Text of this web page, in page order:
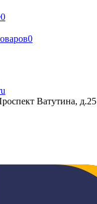
0
0
Ватутина, д.25